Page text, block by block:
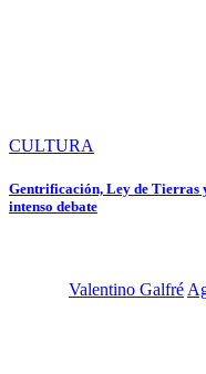
CULTURA
Gentrificación, Ley de Tierras
intenso debate
Valentino Galfré